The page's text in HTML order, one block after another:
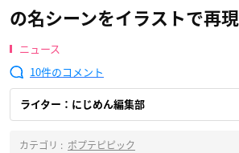
の名シーンをイラストで再現
ニュース
10
ライター：にじめん編集部
カテゴリ : ポプテピピック